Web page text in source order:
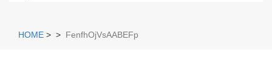
HOME > > FenfhOjVsAABEFp